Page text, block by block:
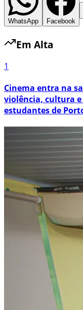
WhatsApp Facebook
Em Alta
1
Cinema entra na
violência, cultura
estudantes de